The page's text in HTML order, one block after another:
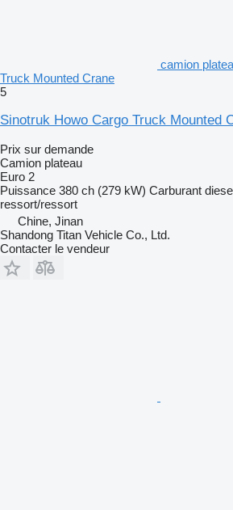
camion
Truck Mounted Crane
5
Sinotruk Howo Cargo Truck Mounted
Prix sur demande
Camion plateau
Euro 2
Puissance 380 ch (279 kW) Carburant
ressort/ressort
Chine, Jinan
Shandong Titan Vehicle Co., Ltd.
Contacter le vendeur